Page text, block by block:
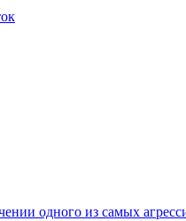
одного из самых